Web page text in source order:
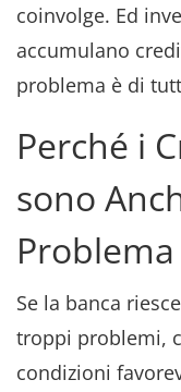
coinvolge. Ed
accumulano
problema è di
Perché i
sono
Problema
Se la banca
troppi problemi,
condizioni